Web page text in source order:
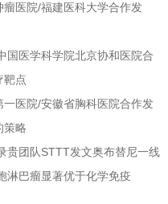
医院/福建医科大学合作发
国医学科学院北京协和医院合
靶点
医院/安徽省胸科医院合作发
策略
贵团队STTT发文奥布替尼一线
淋巴瘤显著优于化学免疫